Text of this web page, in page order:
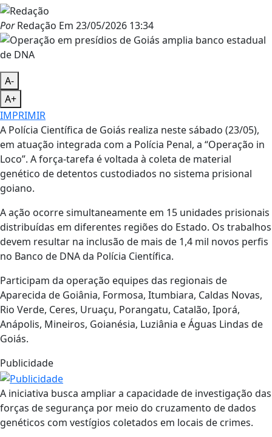
PorRedação Em 23/05/2026 13:34
A-
A+
IMPRIMIR
A Polícia Científica de Goiás realiza neste sábado (23/05),
em atuação integrada com a Polícia Penal, a “Operação in
Loco”. A força-tarefa é voltada à coleta de material
genético de detentos custodiados no sistema prisional
goiano.
A ação ocorre simultaneamente em 15 unidades prisionais
distribuídas em diferentes regiões do Estado. Os trabalhos
devem resultar na inclusão de mais de 1,4 mil novos perfis
no Banco de DNA da Polícia Científica.
Participam da operação equipes das regionais de
Aparecida de Goiânia, Formosa, Itumbiara, Caldas Novas,
Rio Verde, Ceres, Uruaçu, Porangatu, Catalão, Iporá,
Anápolis, Mineiros, Goianésia, Luziânia e Águas Lindas de
Goiás.
Publicidade
A iniciativa busca ampliar a capacidade de investigação das
forças de segurança por meio do cruzamento de dados
genéticos com vestígios coletados em locais de crimes.